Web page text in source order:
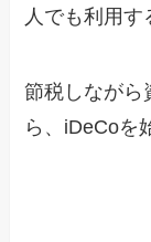
人でも利用す
節税しながら
ら、iDeCoを